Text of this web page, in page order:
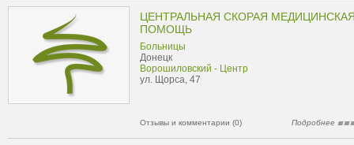
ЦЕНТРАЛЬНАЯ СКОРАЯ
ПОМОЩЬ
Больницы
Донецк
Ворошиловский - Центр
ул. Щорса, 47
Отзывы и комментарии (0) Подробнее